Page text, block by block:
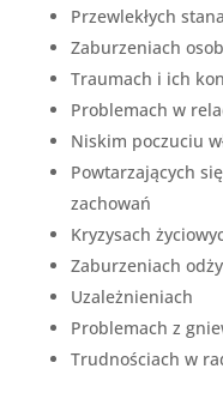
Przewlekłych
Zaburzeniach
Traumach i ich
Problemach w
Niskim poczuciu
Powtarzających
zachowań
Kryzysach
Zaburzeniach
Uzależnieniach
Problemach z
Trudnościach w